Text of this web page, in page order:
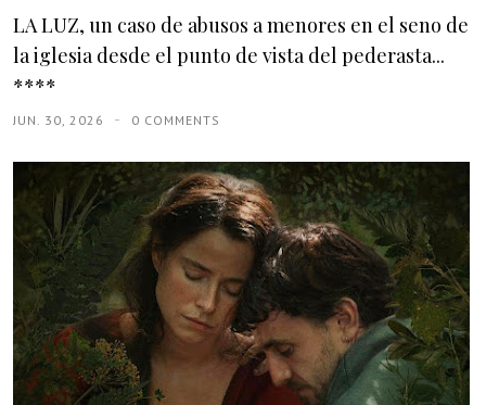
LA LUZ, un caso de abusos a menores en el seno de
la iglesia desde el punto de vista del pederasta...
****
JUN. 30, 2026 0 COMMENTS